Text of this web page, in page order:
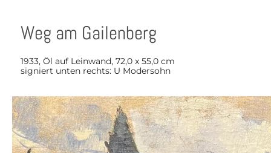
Weg am Gailenberg
1933, Öl auf Leinwand, 72,0 x 55,0 cm
signiert unten rechts: U Modersohn